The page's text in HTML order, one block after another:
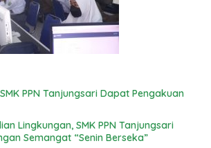
Lingkungan, SMK PPN Tanjungsari
Semangat “Senin Berseka”